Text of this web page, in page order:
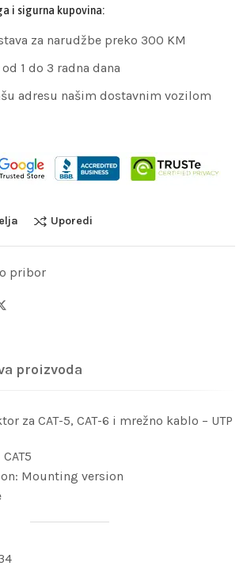
i sigurna kupovina:
za narudžbe preko 300 KM
1 do 3 radna dana
adresu našim dostavnim vozilom
Uporedi
pribor
proizvoda
za CAT-5, CAT-6 i mrežno kablo – UTP
Mounting version